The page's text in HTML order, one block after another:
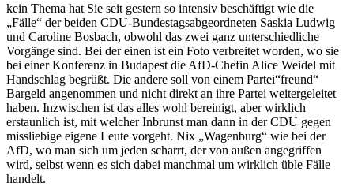
kein Thema hat Sie seit gestern so intensiv beschäftigt wie die
„Fälle“ der beiden CDU-Bundestagsabgeordneten Saskia Ludwig
und Caroline Bosbach, obwohl das zwei ganz unterschiedliche
Vorgänge sind. Bei der einen ist ein Foto verbreitet worden, wo sie
bei einer Konferenz in Budapest die AfD-Chefin Alice Weidel mit
Handschlag begrüßt. Die andere soll von einem Partei“freund“
Bargeld angenommen und nicht direkt an ihre Partei weitergeleitet
haben. Inzwischen ist das alles wohl bereinigt, aber wirklich
erstaunlich ist, mit welcher Inbrunst man dann in der CDU gegen
missliebige eigene Leute vorgeht. Nix „Wagenburg“ wie bei der
AfD, wo man sich um jeden scharrt, der von außen angegriffen
wird, selbst wenn es sich dabei manchmal um wirklich üble Fälle
handelt.